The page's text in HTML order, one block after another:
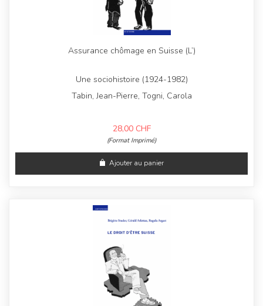
Assurance chômage en Suisse (L’)
Une sociohistoire (1924-1982)
Tabin, Jean-Pierre, Togni, Carola
28,00 CHF
(Format Imprimé)
Ajouter au panier